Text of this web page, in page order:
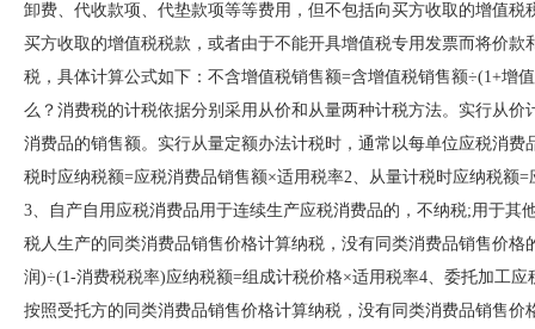
卸费、代收款项、代垫款项等等费用，但不包括向买方收取的
买方收取的增值税税款，或者由于不能开具增值税专用发票而将价款
税，具体计算公式如下：不含增值税销售额=含增值税销售额
么？消费税的计税依据分别采用从价和从量两种计税方法。实行从价
消费品的销售额。实行从量定额办法计税时，通常以每单位应税消费品的
税时应纳税额=应税消费品销售额×适用税率2、从量计税时应纳税
3、自产自用应税消费品用于连续生产应税消费品的，不纳税;用于其
税人生产的同类消费品销售价格计算纳税，没有同类消费品销售价格的
润)÷(1-消费税税率)应纳税额=组成计税价格×适用税率4、委托加工
按照受托方的同类消费品销售价格计算纳税，没有同类消费品销售价格